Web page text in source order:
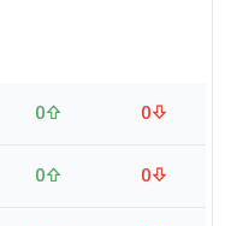
0 0
0 0